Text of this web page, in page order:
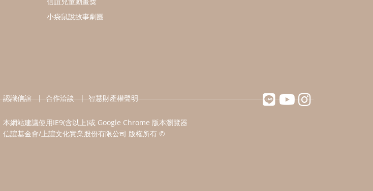
小袋鼠說故事劇團
認識信誼 合作洽談 智慧財產權聲明
本網站建議使用IE9(含以上)或 Google Chrome 版本瀏覽器
信誼基金會/上誼文化實業股份有限公司 版權所有 ©